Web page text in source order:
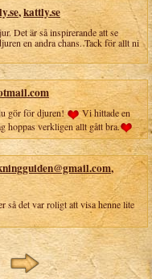
,kattly.se
Det är så inspirerande att se
en andra chans. Tack för allt ni
gör för djuren!
Vi hittade en
hoppas verkligen allt gått bra.
,
så det var roligt att visa henne lite